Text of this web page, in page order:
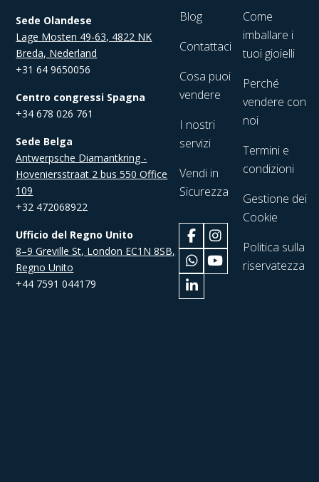
Sede Olandese
Lage Mosten 49-63, 4822 NK
Breda, Nederland
+31 64 9650056
Centro congressi Spagna
+34 678 026 761
Sede Belga
Antwerpsche Diamantkring -
Hoveniersstraat 2 bus 550 Office
109
+32 472068922
Ufficio del Regno Unito
8–9 Greville St, London EC1N 8SB,
Regno Unito
+44 7591 044179
Blog
Contattaci
Cosa puoi
vendere
I nostri
servizi
Vendi in
Sicurezza
Come
imballare i
tuoi gioielli
Perché
vendere con
noi
Termini e
condizioni
Gestione dei
Cookie
Politica sulla
riservatezza